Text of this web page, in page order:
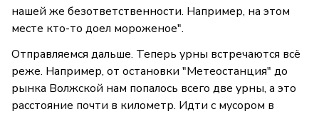
нашей же безответственности. Например, на этом
месте кто-то доел мороженое".
Отправляемся дальше. Теперь урны встречаются всё
реже. Например, от остановки "Метеостанция" до
рынка Волжской нам попалось всего две урны, а это
расстояние почти в километр. Идти с мусором в